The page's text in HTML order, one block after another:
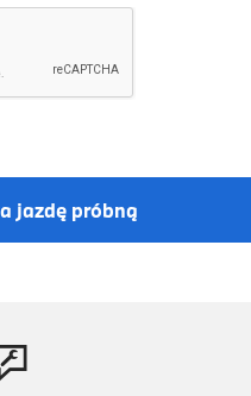
jazdę próbną